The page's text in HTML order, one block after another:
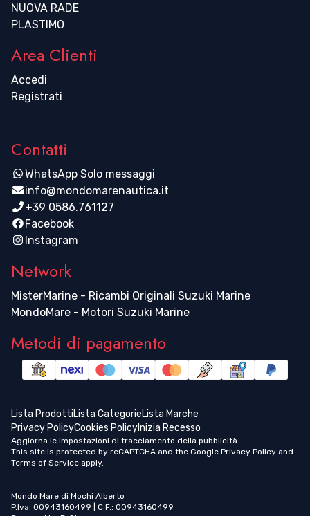
NUOVA RADE
PLASTIMO
Area Clienti
Accedi
Registrati
Contatti
WhatsApp Solo messaggi
info@mondomarenautica.it
+39 0586.761127
Facebook
Instagram
Network
MisterMarine - Ricambi Originali Suzuki Marine
MondoMare - Motori Suzuki Marine
Metodi di pagamento
Lista ProdottiLista CategorieLista Marche
Privacy PolicyCookies PolicyInizia Recesso
Aggiorna le impostazioni di tracciamento della pubblicità
This site is protected by reCAPTCHA and the Google Privacy Policy and
Terms of Service apply.
Mondo Mare di Mochi Alberto
P.Iva: 00943160499 | C.F.: 00943160499